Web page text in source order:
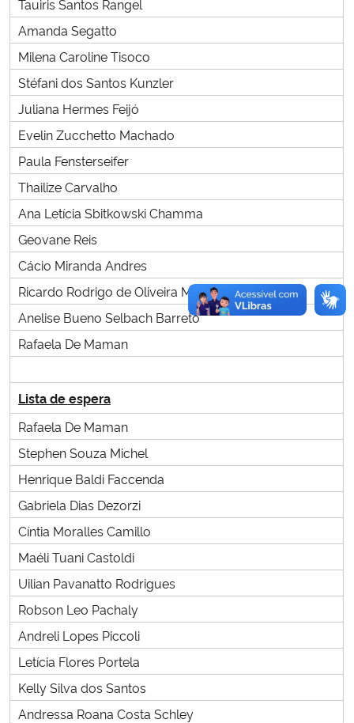
Tauiris Santos Rangel
Amanda Segatto
Milena Caroline Tisoco
Stéfani dos Santos Kunzler
Juliana Hermes Feijó
Evelin Zucchetto Machado
Paula Fensterseifer
Thailize Carvalho
Ana Letícia Sbitkowski Chamma
Geovane Reis
Cácio Miranda Andres
Ricardo Rodrigo de Oliveira Martins
Anelise Bueno Selbach Barreto
Rafaela De Maman
Lista de espera
Rafaela De Maman
Stephen Souza Michel
Henrique Baldi Faccenda
Gabriela Dias Dezorzi
Cíntia Moralles Camillo
Maéli Tuani Castoldi
Uilian Pavanatto Rodrigues
Robson Leo Pachaly
Andreli Lopes Piccoli
Letícia Flores Portela
Kelly Silva dos Santos
Andressa Roana Costa Schley